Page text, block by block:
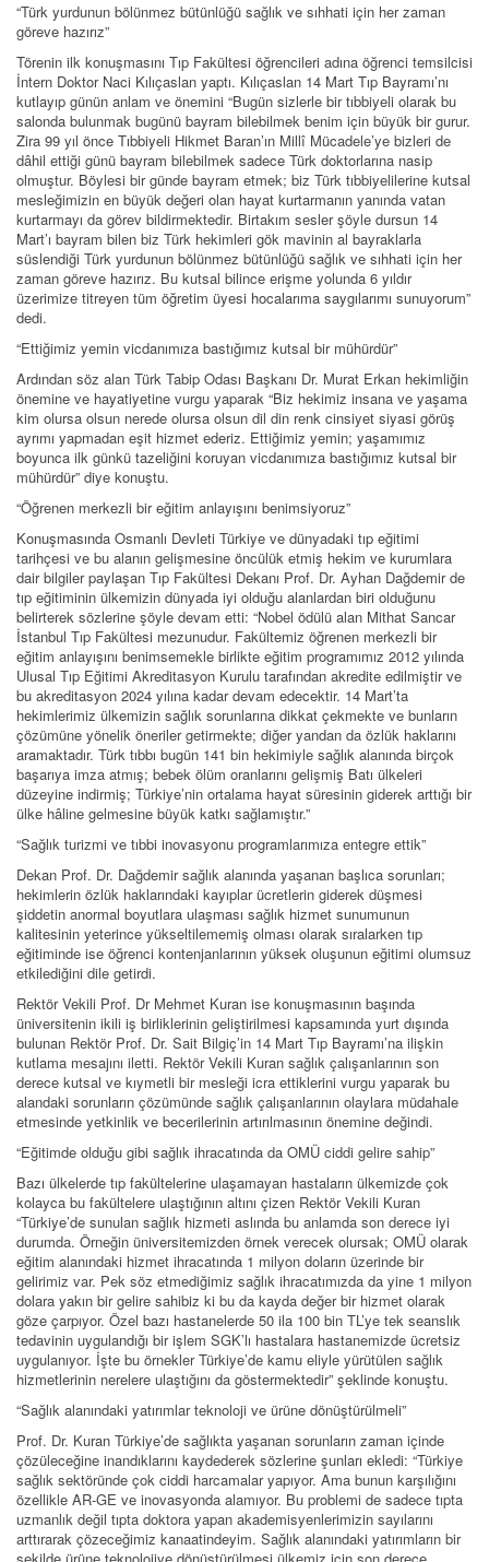
“Türk yurdunun bölünmez bütünlüğü sağlık ve sıhhati için her zaman
göreve hazırız”
Törenin ilk konuşmasını Tıp Fakültesi öğrencileri adına öğrenci temsilcisi
İntern Doktor Naci Kılıçaslan yaptı. Kılıçaslan 14 Mart Tıp Bayramı’nı
kutlayıp günün anlam ve önemini “Bugün sizlerle bir tıbbiyeli olarak bu
salonda bulunmak bugünü bayram bilebilmek benim için büyük bir gurur.
Zira 99 yıl önce Tıbbiyeli Hikmet Baran’ın Millî Mücadele’ye bizleri de
dâhil ettiği günü bayram bilebilmek sadece Türk doktorlarına nasip
olmuştur. Böylesi bir günde bayram etmek; biz Türk tıbbiyelilerine kutsal
mesleğimizin en büyük değeri olan hayat kurtarmanın yanında vatan
kurtarmayı da görev bildirmektedir. Birtakım sesler şöyle dursun 14
Mart’ı bayram bilen biz Türk hekimleri gök mavinin al bayraklarla
süslendiği Türk yurdunun bölünmez bütünlüğü sağlık ve sıhhati için her
zaman göreve hazırız. Bu kutsal bilince erişme yolunda 6 yıldır
üzerimize titreyen tüm öğretim üyesi hocalarıma saygılarımı sunuyorum”
dedi.
“Ettiğimiz yemin vicdanımıza bastığımız kutsal bir mühürdür”
Ardından söz alan Türk Tabip Odası Başkanı Dr. Murat Erkan hekimliğin
önemine ve hayatiyetine vurgu yaparak “Biz hekimiz insana ve yaşama
kim olursa olsun nerede olursa olsun dil din renk cinsiyet siyasi görüş
ayrımı yapmadan eşit hizmet ederiz. Ettiğimiz yemin; yaşamımız
boyunca ilk günkü tazeliğini koruyan vicdanımıza bastığımız kutsal bir
mühürdür” diye konuştu.
“Öğrenen merkezli bir eğitim anlayışını benimsiyoruz”
Konuşmasında Osmanlı Devleti Türkiye ve dünyadaki tıp eğitimi
tarihçesi ve bu alanın gelişmesine öncülük etmiş hekim ve kurumlara
dair bilgiler paylaşan Tıp Fakültesi Dekanı Prof. Dr. Ayhan Dağdemir de
tıp eğitiminin ülkemizin dünyada iyi olduğu alanlardan biri olduğunu
belirterek sözlerine şöyle devam etti: “Nobel ödülü alan Mithat Sancar
İstanbul Tıp Fakültesi mezunudur. Fakültemiz öğrenen merkezli bir
eğitim anlayışını benimsemekle birlikte eğitim programımız 2012 yılında
Ulusal Tıp Eğitimi Akreditasyon Kurulu tarafından akredite edilmiştir ve
bu akreditasyon 2024 yılına kadar devam edecektir. 14 Mart’ta
hekimlerimiz ülkemizin sağlık sorunlarına dikkat çekmekte ve bunların
çözümüne yönelik öneriler getirmekte; diğer yandan da özlük haklarını
aramaktadır. Türk tıbbı bugün 141 bin hekimiyle sağlık alanında birçok
başarıya imza atmış; bebek ölüm oranlarını gelişmiş Batı ülkeleri
düzeyine indirmiş; Türkiye’nin ortalama hayat süresinin giderek arttığı bir
ülke hâline gelmesine büyük katkı sağlamıştır.”
“Sağlık turizmi ve tıbbi inovasyonu programlarımıza entegre ettik”
Dekan Prof. Dr. Dağdemir sağlık alanında yaşanan başlıca sorunları;
hekimlerin özlük haklarındaki kayıplar ücretlerin giderek düşmesi
şiddetin anormal boyutlara ulaşması sağlık hizmet sunumunun
kalitesinin yeterince yükseltilememiş olması olarak sıralarken tıp
eğitiminde ise öğrenci kontenjanlarının yüksek oluşunun eğitimi olumsuz
etkilediğini dile getirdi.
Rektör Vekili Prof. Dr Mehmet Kuran ise konuşmasının başında
üniversitenin ikili iş birliklerinin geliştirilmesi kapsamında yurt dışında
bulunan Rektör Prof. Dr. Sait Bilgiç’in 14 Mart Tıp Bayramı’na ilişkin
kutlama mesajını iletti. Rektör Vekili Kuran sağlık çalışanlarının son
derece kutsal ve kıymetli bir mesleği icra ettiklerini vurgu yaparak bu
alandaki sorunların çözümünde sağlık çalışanlarının olaylara müdahale
etmesinde yetkinlik ve becerilerinin artırılmasının önemine değindi.
“Eğitimde olduğu gibi sağlık ihracatında da OMÜ ciddi gelire sahip”
Bazı ülkelerde tıp fakültelerine ulaşamayan hastaların ülkemizde çok
kolayca bu fakültelere ulaştığının altını çizen Rektör Vekili Kuran
“Türkiye’de sunulan sağlık hizmeti aslında bu anlamda son derece iyi
durumda. Örneğin üniversitemizden örnek verecek olursak; OMÜ olarak
eğitim alanındaki hizmet ihracatında 1 milyon doların üzerinde bir
gelirimiz var. Pek söz etmediğimiz sağlık ihracatımızda da yine 1 milyon
dolara yakın bir gelire sahibiz ki bu da kayda değer bir hizmet olarak
göze çarpıyor. Özel bazı hastanelerde 50 ila 100 bin TL’ye tek seanslık
tedavinin uygulandığı bir işlem SGK’lı hastalara hastanemizde ücretsiz
uygulanıyor. İşte bu örnekler Türkiye’de kamu eliyle yürütülen sağlık
hizmetlerinin nerelere ulaştığını da göstermektedir” şeklinde konuştu.
“Sağlık alanındaki yatırımlar teknoloji ve ürüne dönüştürülmeli”
Prof. Dr. Kuran Türkiye’de sağlıkta yaşanan sorunların zaman içinde
çözüleceğine inandıklarını kaydederek sözlerine şunları ekledi: “Türkiye
sağlık sektöründe çok ciddi harcamalar yapıyor. Ama bunun karşılığını
özellikle AR-GE ve inovasyonda alamıyor. Bu problemi de sadece tıpta
uzmanlık değil tıpta doktora yapan akademisyenlerimizin sayılarını
arttırarak çözeceğimiz kanaatindeyim. Sağlık alanındaki yatırımların bir